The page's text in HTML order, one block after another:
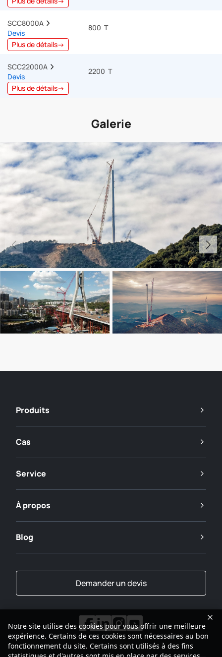
SCC8000A
Devis
Plus de détails→
800 T
SCC22000A
Devis
Plus de détails→
2200 T
Galerie
Produits
Cas
Service
À propos
Blog
Demander un devis
Notre site utilise des cookies pour vous offrir une meilleure
expérience. Certains de ces cookies sont nécessaires au bon
fonctionnement du site. Certains sont utilisés à des fins